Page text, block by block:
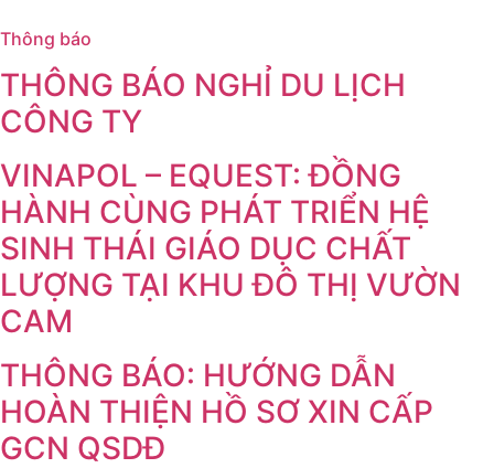
Thông báo
THÔNG BÁO NGHỈ DU LỊCH
CÔNG TY
VINAPOL – EQUEST: ĐỒNG
HÀNH CÙNG PHÁT TRIỂN HỆ
SINH THÁI GIÁO DỤC CHẤT
LƯỢNG TẠI KHU ĐÔ THỊ VƯỜN
CAM
THÔNG BÁO: HƯỚNG DẪN
HOÀN THIỆN HỒ SƠ XIN CẤP
GCN QSDĐ